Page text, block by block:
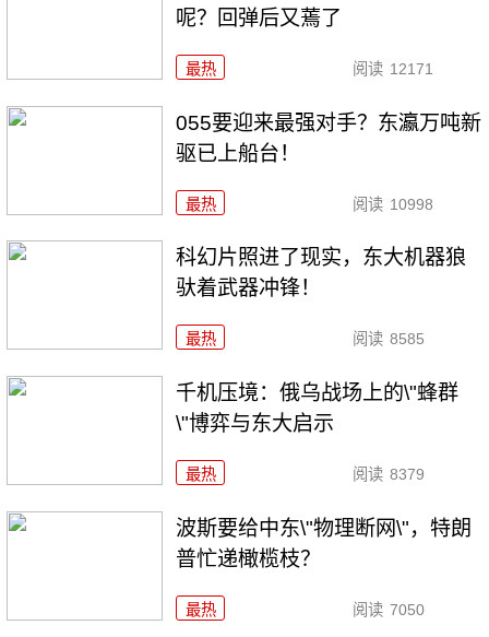
呢？回弹后又蔫了
最热 阅读 12171
055要迎来最强对手？东瀛万吨新
驱已上船台！
最热 阅读 10998
科幻片照进了现实，东大机器狼
驮着武器冲锋！
最热 阅读 8585
千机压境：俄乌战场上的\"蜂群
\"博弈与东大启示
最热 阅读 8379
波斯要给中东\"物理断网\"，特朗
普忙递橄榄枝？
最热 阅读 7050